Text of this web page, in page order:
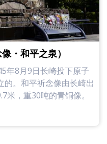
・和平之泉）
年8月9日长崎投下原子
的。和平祈念像由长崎出
米，重30吨的青铜像。